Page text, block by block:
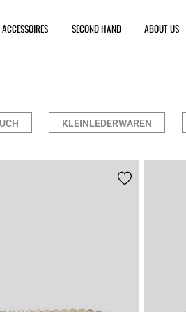
ACCESSOIRES SECOND HAND ABOUT US
KLEINLEDERWAREN